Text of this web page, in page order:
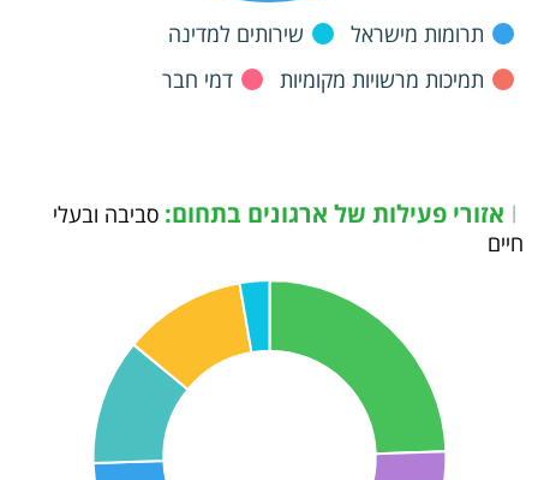
תרומות מישראל
שירותים למדינה
תמיכות מרשויות מקומיות
דמי חבר
| אזורי פעילות של ארגונים בתחום:סביבה ובעלי
חיים